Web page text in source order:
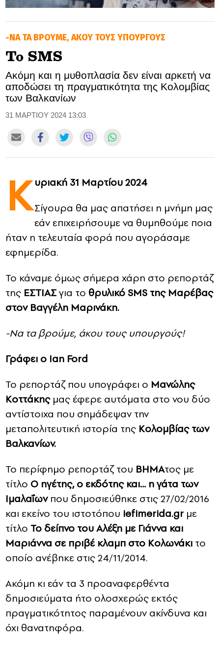
SOOZIE’S FRIENDS
CULTURE
TASTELAND
SPORTS
DIA Y NOCHE
CONTACT
-ΝΑ ΤΑ ΒΡΟΥΜΕ, ΑΚΟΥ ΤΟΥΣ ΥΠΟΥΡΓΟΥΣ
To SMS
Aκόμη και η μυθοπλασία δεν είναι αρκετή να
αποδώσει τη πραγματικότητα της Κολομβίας
των Βαλκανίων
31 ΜΑΡΤΙΟΥ 2024 13:03
Κ υριακή 31 Μαρτίου 2024
Σίγουρα θα μας απατήσει η μνήμη μας
εάν επιχειρήσουμε να θυμηθούμε ποια
ήταν η τελευταία φορά που αγοράσαμε
εφημερίδα.
Το κάναμε όμως σήμερα χάρη στο ρεπορτάζ
της ΕΣΤΙΑΣγια το θρυλικό SMS της Μαρέβας
στον Βαγγέλη Μαρινάκη.
-Να τα βρούμε, άκου τους υπουργούς!
Γράφει o Ian Ford
Το ρεπορτάζ που υπογράφει ο Μανώλης
Κοττάκηςμας έφερε αυτόματα στο νου δύο
αντίστοιχα που σημάδεψαν την
μεταπολιτευτική ιστορία της Κολομβίας των
Βαλκανίων.
Το περίφημο ρεπορτάζ του ΒΗΜΑτος με
τίτλο Ο ηγέτης, ο εκδότης και… η γάτα των
Ιμαλαΐωνπου δημοσιεύθηκε στις 27/02/2016
και εκείνο του ιστοτόπου iefimerida.gr με
τίτλο Το δείπνο του Αλέξη με Γιάννα και
Μαριάννα σε πριβέ κλαμπ στο Κολωνάκι το
οποίο ανέβηκε στις 24/11/2014.
Ακόμη κι εάν τα 3 προαναφερθέντα
δημοσιεύματα ήτο ολοσχερώς εκτός
πραγματικότητος παραμένουν ακίνδυνα και
όχι θανατηφόρα.